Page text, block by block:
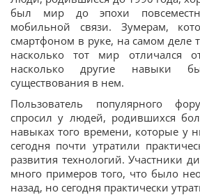
был мир до эпохи
мобильной связи. Зумерам,
смартфоном в руке, на самом деле
насколько тот мир отличался
насколько другие навыки
существования в нем.
Пользователь популярного
спросил у людей, родившихся
навыках того времени, которые у
сегодня почти утратили
развития технологий. Участники
много примеров того, что было
назад, но сегодня практически